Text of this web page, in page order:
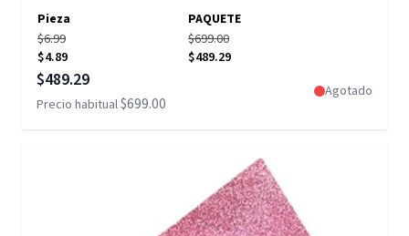
Pieza
PAQUETE
$6.99
$4.89
$699.00
$489.29
Precio especial
$489.29
Precio habitual$699.00
Agotado